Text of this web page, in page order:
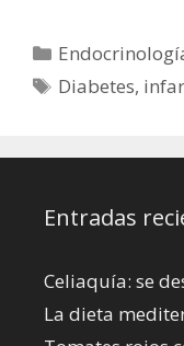
Categorías
Etiquetas
Diabetes,
Entradas
Celiaquía: se
La dieta